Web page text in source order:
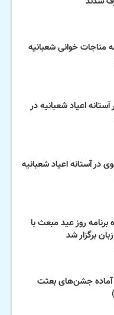
مناجات خوانی شعبانیه
اعیاد شعبانیه در
در آستانه اعیاد شعبانیه
برنامه روز عید مبعث با
برگزار شد
جشن‌های بعثت